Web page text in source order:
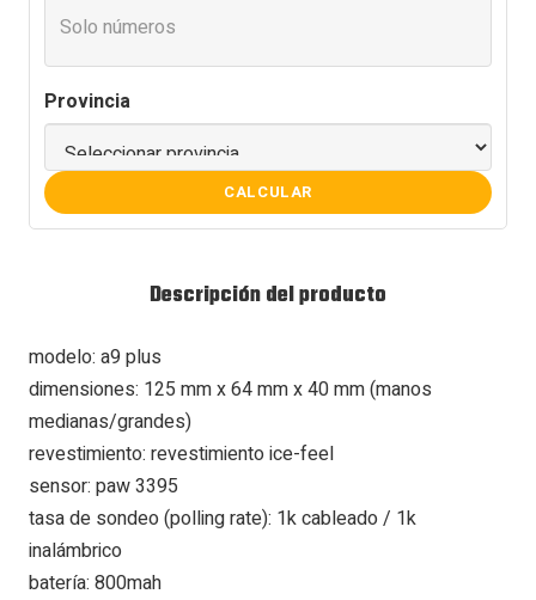
Provincia
CALCULAR
Descripción del producto
modelo: a9 plus
dimensiones: 125 mm x 64 mm x 40 mm (manos
medianas/grandes)
revestimiento: revestimiento ice-feel
sensor: paw 3395
tasa de sondeo (polling rate): 1k cableado / 1k
inalámbrico
batería: 800mah